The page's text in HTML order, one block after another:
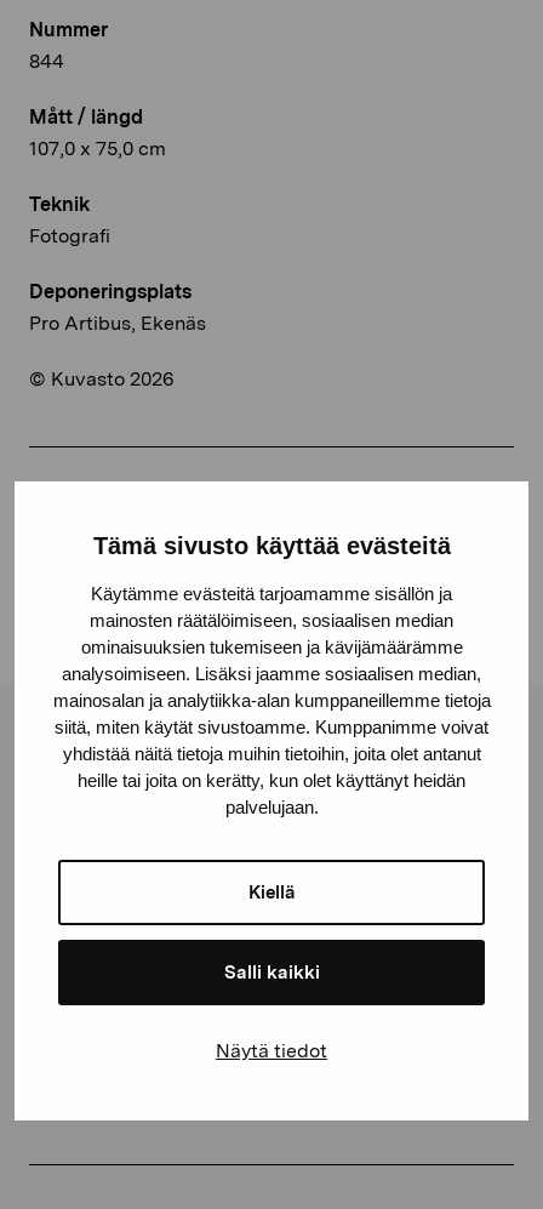
Tämä sivusto käyttää evästeitä
Käytämme evästeitä tarjoamamme sisällön ja
mainosten räätälöimiseen, sosiaalisen median
ominaisuuksien tukemiseen ja kävijämäärämme
analysoimiseen. Lisäksi jaamme sosiaalisen median,
mainosalan ja analytiikka-alan kumppaneillemme tietoja
siitä, miten käytät sivustoamme. Kumppanimme voivat
yhdistää näitä tietoja muihin tietoihin, joita olet antanut
heille tai joita on kerätty, kun olet käyttänyt heidän
palvelujaan.
Kiellä
Salli kaikki
Näytä tiedot
Nummer
844
Mått / längd
107,0 x 75,0 cm
Teknik
Fotografi
Deponeringsplats
Pro Artibus, Ekenäs
© Kuvasto 2026
Facebook
Linkedin
Stiftelsen Pro Artibus
10600 Ekenäs
+358 (0)50 371 6339